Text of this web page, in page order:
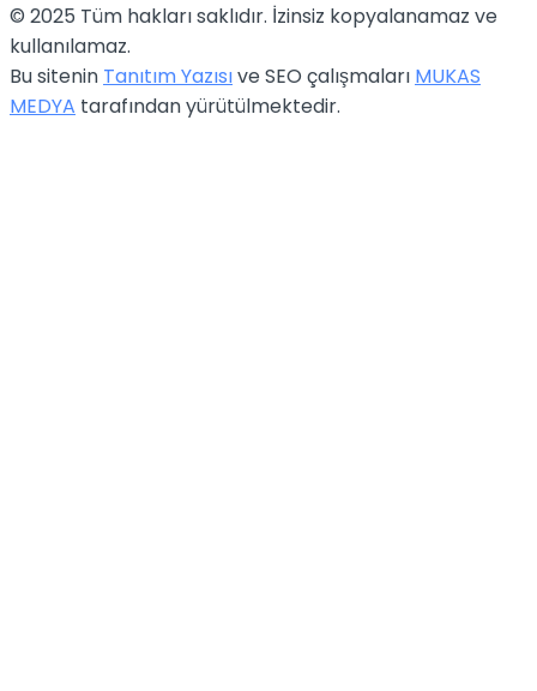
© 2025 Tüm hakları saklıdır. İzinsiz kopyalanamaz ve
kullanılamaz.
Bu sitenin Tanıtım Yazısıve SEO çalışmaları MUKAS
MEDYA tarafından yürütülmektedir.